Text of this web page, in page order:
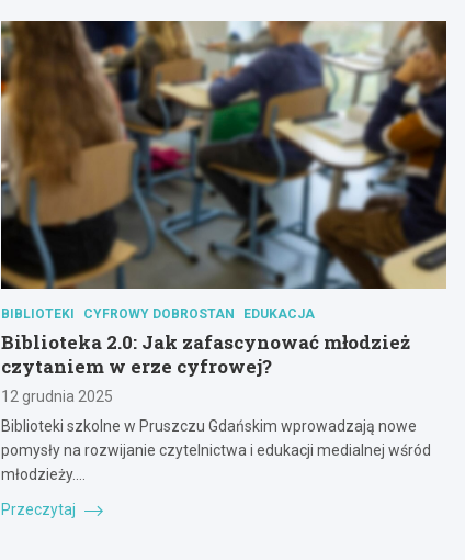
BIBLIOTEKI CYFROWY DOBROSTAN EDUKACJA
Biblioteka 2.0: Jak zafascynować młodzież
czytaniem w erze cyfrowej?
12 grudnia 2025
Biblioteki szkolne w Pruszczu Gdańskim wprowadzają nowe
pomysły na rozwijanie czytelnictwa i edukacji medialnej wśród
młodzieży.…
Przeczytaj